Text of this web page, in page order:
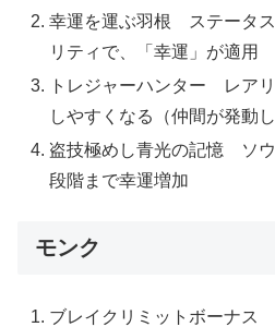
幸運を運ぶ羽根 ステータ
リティで、「幸運」が
トレジャーハンター レア
しやすくなる（仲間が発動
盗技極めし青光の記憶 ソ
段階まで幸運増加
モンク
ブレイクリミットボーナス